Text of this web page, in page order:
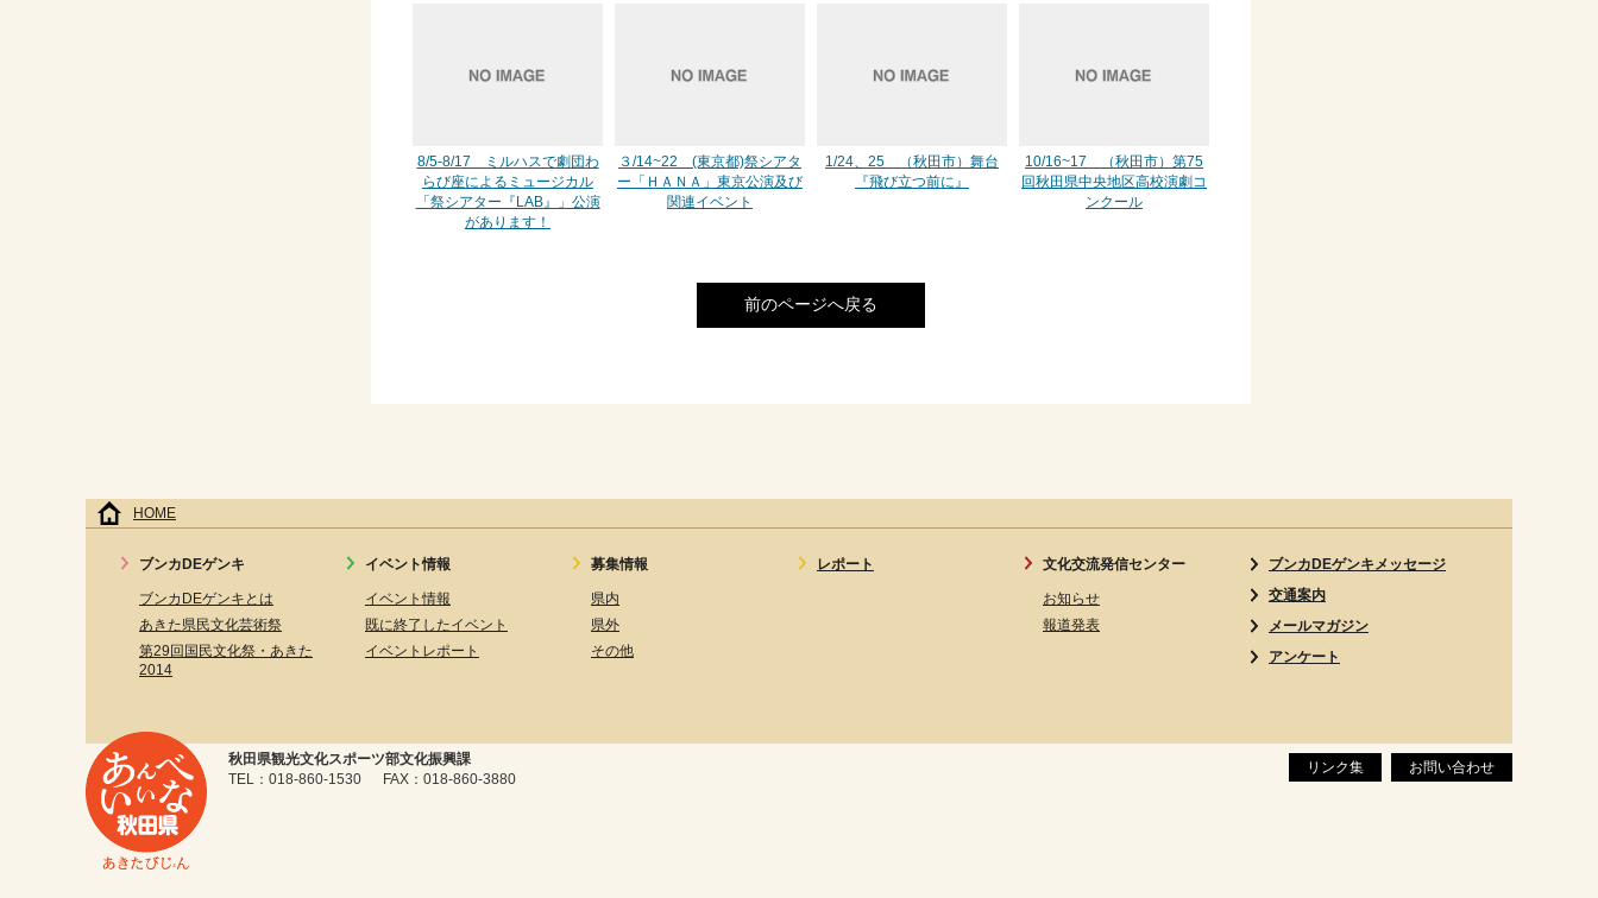
8/5-8/17 ミルハスで劇団わ
らび座によるミュージカル
「祭シアター『LAB』」公演
があります！
３/14~22 (東京都)祭シアタ
ー「ＨＡＮＡ」東京公演及び
関連イベント
1/24、25 （秋田市）舞台
『飛び立つ前に』
10/16~17 （秋田市）第75
回秋田県中央地区高校演劇コ
ンクール
前のページへ戻る
HOME
ブンカDEゲンキ
ブンカDEゲンキとは
あきた県民文化芸術祭
第29回国民文化祭・あきた
2014
イベント情報
イベント情報
既に終了したイベント
イベントレポート
募集情報
県内
県外
その他
レポート 文化交流発信センター
お知らせ
報道発表
ブンカDEゲンキメッセージ
交通案内
メールマガジン
アンケート
リンク集 お問い合わせ
秋田県観光文化スポーツ部文化振興課
TEL：018-860-1530 FAX：018-860-3880